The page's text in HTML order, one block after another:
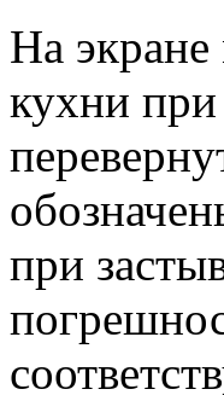
На
кухни при
при